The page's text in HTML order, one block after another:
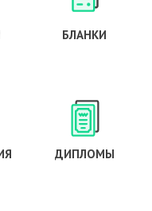
ДИПЛОМЫ
БЛАНКИ